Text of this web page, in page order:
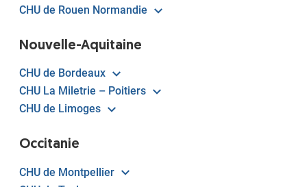
CHU de Rouen Normandie
Nouvelle-Aquitaine
CHU de Bordeaux
CHU La Miletrie – Poitiers
CHU de Limoges
Occitanie
CHU de Montpellier